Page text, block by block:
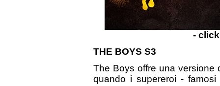
-
THE BOYS S3
The Boys offre una versione
quando i supereroi -